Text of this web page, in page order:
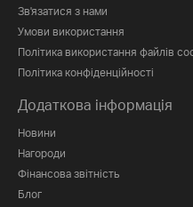
Зв'язатися з нами
Умови використання
Політика використання файлів
Політика конфіденційності
Додаткова інформація
Новини
Нагороди
Фінансова звітність
Блог